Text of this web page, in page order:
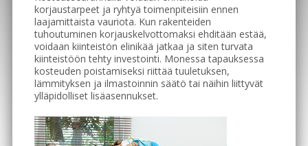
korjaustarpeet ja ryhtyä toimenpiteisiin ennen
laajamittaista vauriota. Kun rakenteiden
tuhoutuminen korjauskelvottomaksi ehditään estää,
voidaan kiinteistön elinikää jatkaa ja siten turvata
kiinteistöön tehty investointi. Monessa tapauksessa
kosteuden poistamiseksi riittää tuuletuksen,
lämmityksen ja ilmastoinnin säätö tai näihin liittyvät
ylläpidolliset lisäasennukset.